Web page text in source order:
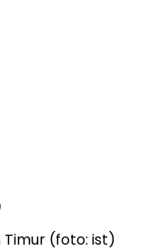
Timur (foto: ist)